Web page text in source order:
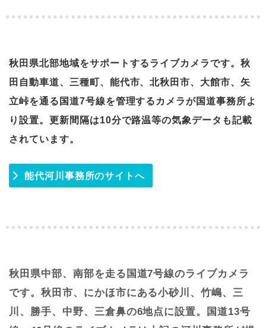
秋田県北部地域をサポートするライブカメラです。秋
田自動車道、三種町、能代市、北秋田市、大館市、矢
立峠を通る国道7号線を管理するカメラが国道事務所よ
り設置。更新間隔は10分で路温等の気象データも記載
されています。
能代河川事務所のサイトへ
秋田県中部、南部を走る国道7号線のライブカメラ
です。秋田市、にかほ市にある小砂川、竹嶋、三
川、勝手、中野、三倉鼻の6地点に設置。国道13号